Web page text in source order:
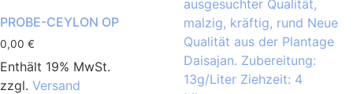
PROBE-CEYLON OP
0,00 €
Enthält 19% MwSt.
zzgl. Versand